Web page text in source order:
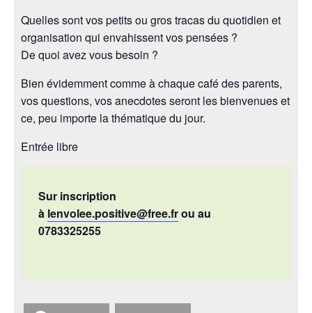
Quelles sont vos petits ou gros tracas du quotidien et
organisation qui envahissent vos pensées ?
De quoi avez vous besoin ?
Bien évidemment comme à chaque café des parents,
vos questions, vos anecdotes seront les bienvenues et
ce, peu importe la thématique du jour.
Entrée libre
Sur inscription
à lenvolee.positive@free.frou au
0783325255